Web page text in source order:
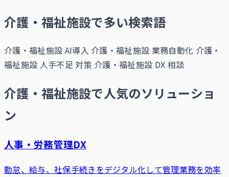
介護・福祉施設で多い検索語
介護・福祉施設 AI導入 介護・福祉施設 業務自動化 介護・
福祉施設 人手不足 対策 介護・福祉施設 DX 相談
介護・福祉施設で人気のソリューショ
ン
人事・労務管理DX
勤怠、給与、社保手続きをデジタル化して管理業務を効率